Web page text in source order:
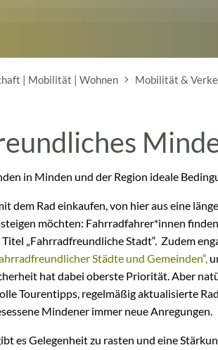
| Mobilität | Wohnen Mobilität &
in Minden und der Region ideale
dem Rad einkaufen, von hier aus eine
möchten: Fahrradfahrer*innen
„Fahrradfreundliche Stadt“. Zudem
Städte und Gemeinden“,
hat dabei oberste Priorität. Aber
Tourentipps, regelmäßig aktualisierte
Mindener immer neue Anregungen.
es Gelegenheit zu rasten und eine